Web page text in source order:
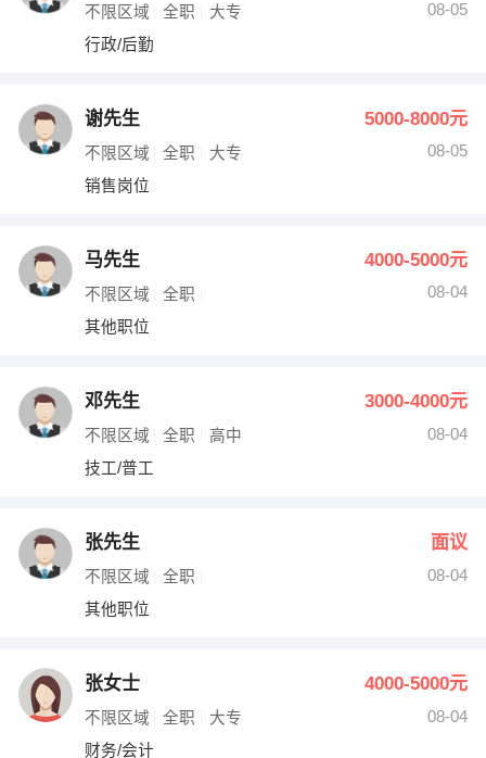
不限区域 全职 大专
08-05
行政/后勤
谢先生 5000-8000元
不限区域 全职 大专
08-05
销售岗位
马先生 4000-5000元
不限区域 全职
08-04
其他职位
邓先生 3000-4000元
不限区域 全职 高中
08-04
技工/普工
张先生 面议
不限区域 全职
08-04
其他职位
张女士 4000-5000元
不限区域 全职 大专
08-04
财务/会计